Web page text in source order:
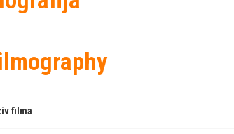
filma